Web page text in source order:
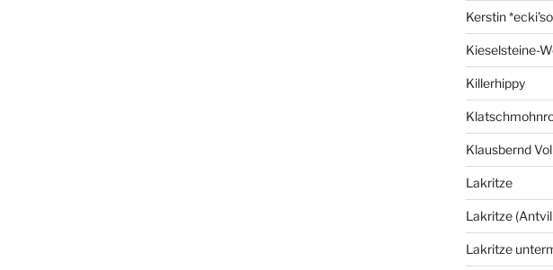
Kerstin
Kieselsteine-
Killerhippy
Klausbernd
Lakritze
Lakritze
Lakritze